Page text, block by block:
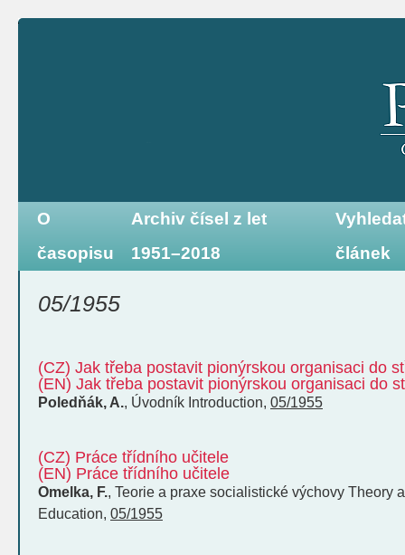
O
časopisu
Archiv čísel z let
1951–2018
článek
05/1955
(CZ) Jak třeba postavit pionýrskou organisaci do
(EN) Jak třeba postavit pionýrskou organisaci do
Poledňák, A., Úvodník Introduction, 05/1955
(CZ) Práce třídního učitele
(EN) Práce třídního učitele
Omelka, F., Teorie a praxe socialistické výchovy Theory
Education, 05/1955